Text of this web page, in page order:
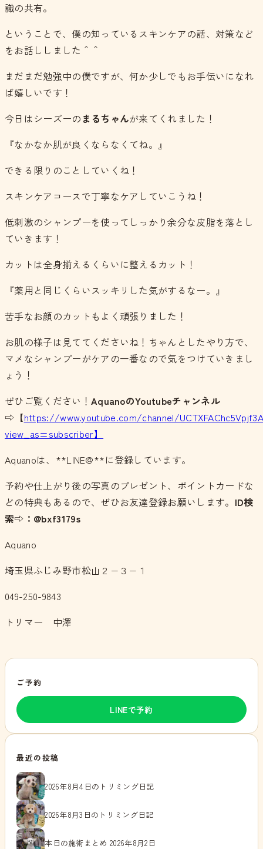
識の共有。
ということで、僕の知っているスキンケアの話、対策など
をお話ししました＾＾
まだまだ勉強中の僕ですが、何か少しでもお手伝いになれ
ば嬉しいです！
今日はシーズーの まるちゃんが来てくれました！
『なかなか肌が良くならなくてね。』
できる限りのことしていくね！
スキンケアコースで丁寧なケアしていこうね！
低刺激のシャンプーを使ってしっかり余分な皮脂を落とし
ていきます！
カットは全身揃えるくらいに整えるカット！
『薬用と同じくらいスッキリした気がするなー。』
苦手なお顔のカットもよく頑張りました！
お肌の様子は見ててくださいね！ちゃんとしたやり方で、
マメなシャンプーがケアの一番なので気をつけていきまし
ょう！
ぜひご覧ください！ AquanoのYoutubeチャンネル
⇨【https://www.youtube.com/channel/
view_as=subscriber】
Aquanoは、**LINE@**に登録しています。
予約や仕上がり後の写真のプレゼント、ポイントカードな
どの特典もあるので、ぜひお友達登録お願いします。 ID検
索⇨：@bxf3179s
Aquano
埼玉県ふじみ野市松山２−３−１
049-250-9843
トリマー 中澤
ご予約
LINEで予約
最近の投稿
2026年8月4日のトリミング日記
2026年8月3日のトリミング日記
本日の施術まとめ 2026年8月2日